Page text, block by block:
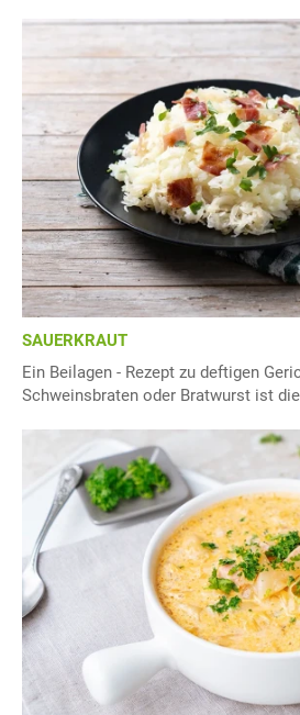
SAUERKRAUT
Ein Beilagen - Rezept zu deftigen
Schweinsbraten oder Bratwurst ist